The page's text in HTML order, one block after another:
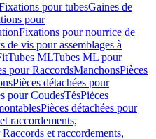
pour tubesGaines de
pour
Fixations pour nourrice de
de vis pour assemblages à
Tubes MLTubes ML pour
pour RaccordsManchonsPièces
Pièces détachées pour
pour CoudesTésPièces
Pièces détachées pour
raccordements,
et raccordements,